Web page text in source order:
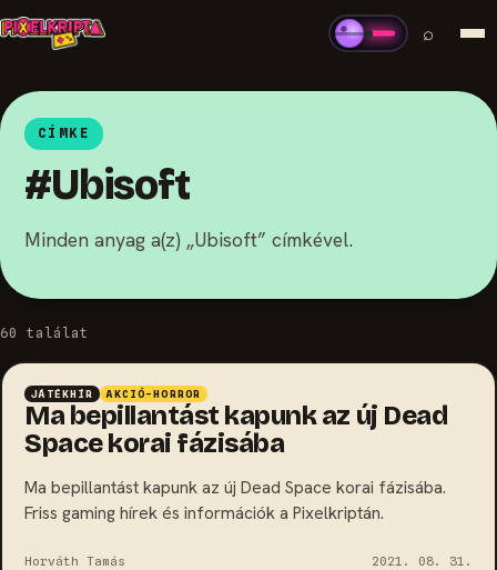
⌕
CÍMKE
#Ubisoft
Minden anyag a(z) „Ubisoft” címkével.
60 találat
JÁTÉKHÍR AKCIÓ-HORROR
Ma bepillantást kapunk az új Dead
Space korai fázisába
Ma bepillantást kapunk az új Dead Space korai fázisába.
Friss gaming hírek és információk a Pixelkriptán.
Horváth Tamás 2021. 08. 31.